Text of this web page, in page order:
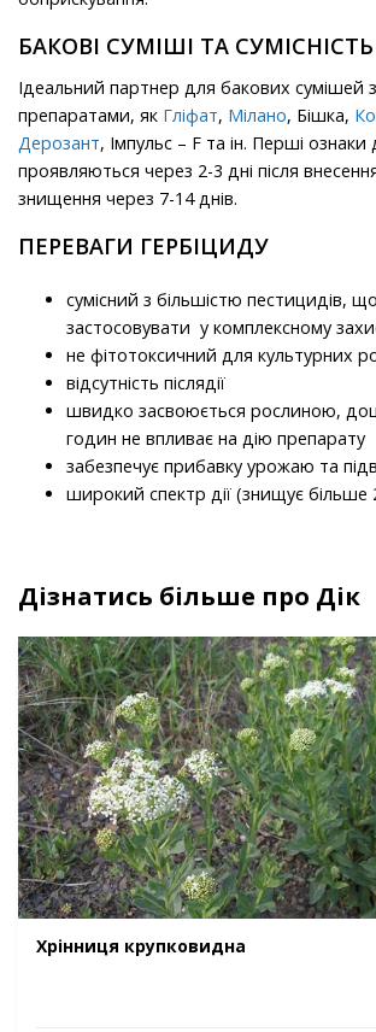
БАКОВІ СУМІШІ ТА
Ідеальний партнер для бакових сумішей
препаратами, як Гліфат, Мілано, Бішка,
Дерозант, Імпульс – F та ін. Перші ознаки
проявляються через 2-3 дні після
знищення через 7-14 днів.
ПЕРЕВАГИ ГЕРБІЦИДУ
сумісний з більшістю пестицидів,
застосовувати у комплексному
не фітотоксичний для культурних
відсутність післядії
швидко засвоюється рослиною,
годин не впливає на дію препарату
забезпечує прибавку урожаю та
широкий спектр дії (знищує більше
Дізнатись більше про Дік
Хрінниця крупковидна